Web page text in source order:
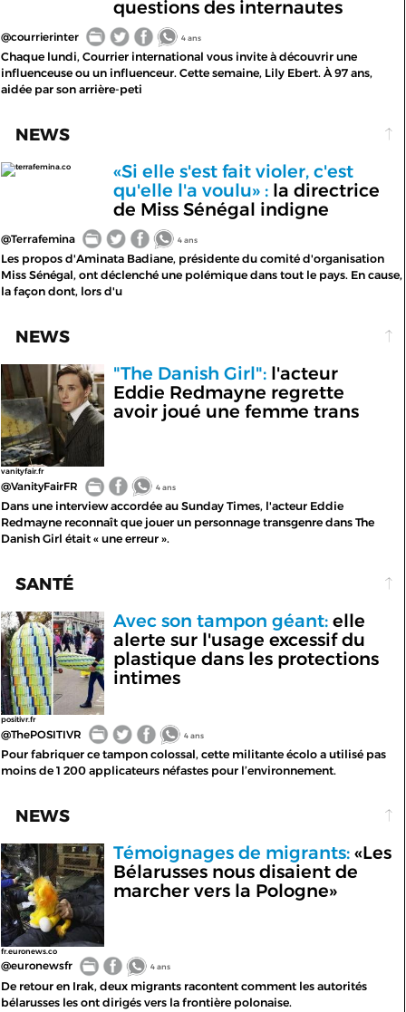
questions des internautes
@courrierinter 4 ans
Chaque lundi, Courrier international vous invite à découvrir une
influenceuse ou un influenceur. Cette semaine, Lily Ebert. À 97 ans,
aidée par son arrière-peti
NEWS
terrafemina.co
«Si elle s'est fait violer, c'est
qu'elle l'a voulu» :la directrice
de Miss Sénégal indigne
@Terrafemina 4 ans
Les propos d'Aminata Badiane, présidente du comité d'organisation
Miss Sénégal, ont déclenché une polémique dans tout le pays. En cause,
la façon dont, lors d'u
NEWS
vanityfair.fr
"The Danish Girl":l'acteur
Eddie Redmayne regrette
avoir joué une femme trans
@VanityFairFR 4 ans
Dans une interview accordée au Sunday Times, l'acteur Eddie
Redmayne reconnaît que jouer un personnage transgenre dans The
Danish Girl était « une erreur ».
SANTÉ
positivr.fr
Avec son tampon géant:elle
alerte sur l'usage excessif du
plastique dans les protections
intimes
@ThePOSITIVR 4 ans
Pour fabriquer ce tampon colossal, cette militante écolo a utilisé pas
moins de 1 200 applicateurs néfastes pour l’environnement.
NEWS
fr.euronews.co
Témoignages de migrants:«Les
Bélarusses nous disaient de
marcher vers la Pologne»
@euronewsfr 4 ans
De retour en Irak, deux migrants racontent comment les autorités
bélarusses les ont dirigés vers la frontière polonaise.